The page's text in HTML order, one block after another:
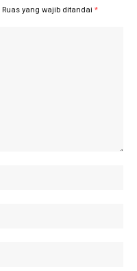
Ruas yang wajib ditandai *